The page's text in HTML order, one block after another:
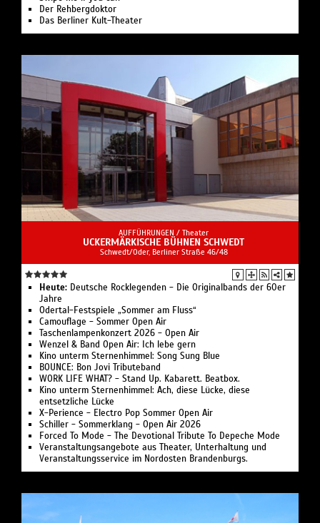
Der Rehbergdoktor
Das Berliner Kult-Theater
AUFFÜHRUNGEN / Theater
UCKERMÄRKISCHE BÜHNEN SCHWEDT
Schwedt/Oder, Berliner Straße 46/48
Heute: Deutsche Rocklegenden - Die Originalbands der 60er
Jahre
Odertal-Festspiele „Sommer am Fluss“
Camouflage - Sommer Open Air
Taschenlampenkonzert 2026 - Open Air
Wenzel & Band Open Air: Ich lebe gern
Kino unterm Sternenhimmel: Song Sung Blue
BOUNCE: Bon Jovi Tributeband
WORK LIFE WHAT? - Stand Up. Kabarett. Beatbox.
Kino unterm Sternenhimmel: Ach, diese Lücke, diese
entsetzliche Lücke
X-Perience - Electro Pop Sommer Open Air
Schiller - Sommerklang - Open Air 2026
Forced To Mode - The Devotional Tribute To Depeche Mode
Veranstaltungsangebote aus Theater, Unterhaltung und
Veranstaltungsservice im Nordosten Brandenburgs.